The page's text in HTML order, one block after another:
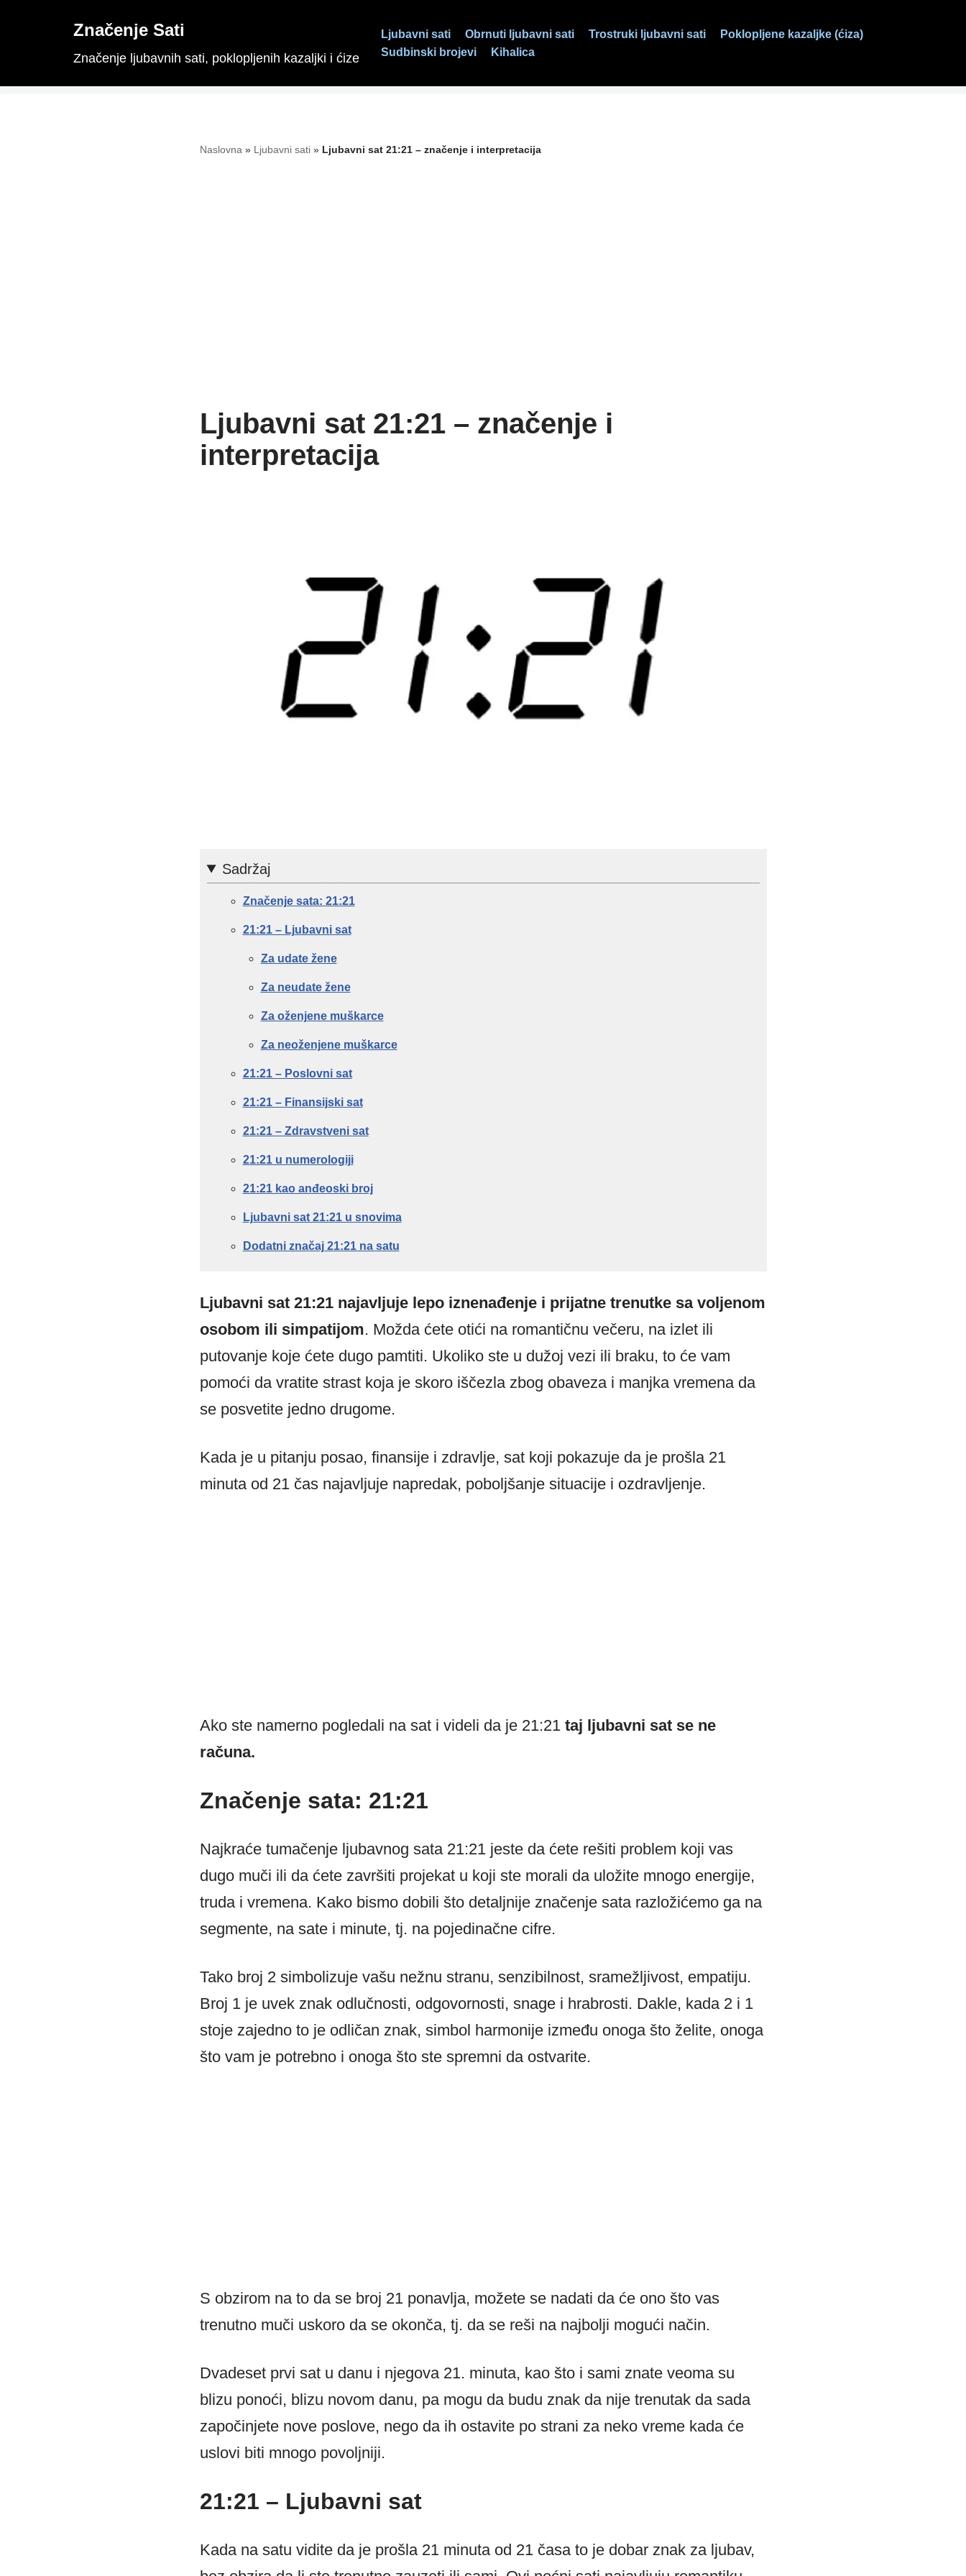
Značenje Sati
Značenje ljubavnih sati, poklopljenih kazaljki i ćize
Ljubavni sati Obrnuti ljubavni sati Trostruki ljubavni sati
Poklopljene kazaljke (ćiza)
Sudbinski brojevi
Kihalica
Naslovna » Ljubavni sati» Ljubavni sat 21:21 – značenje i interpretacija
Ljubavni sat 21:21 – značenje i
interpretacija
Sadržaj
Značenje sata: 21:21
21:21 – Ljubavni sat
Za udate žene
Za neudate žene
Za oženjene muškarce
Za neoženjene muškarce
21:21 – Poslovni sat
21:21 – Finansijski sat
21:21 – Zdravstveni sat
21:21 u numerologiji
21:21 kao anđeoski broj
Ljubavni sat 21:21 u snovima
Dodatni značaj 21:21 na satu
Ljubavni sat 21:21 najavljuje lepo iznenađenje i prijatne trenutke sa voljenom
osobom ili simpatijom. Možda ćete otići na romantičnu večeru, na izlet ili
putovanje koje ćete dugo pamtiti. Ukoliko ste u dužoj vezi ili braku, to će vam
pomoći da vratite strast koja je skoro iščezla zbog obaveza i manjka vremena da
se posvetite jedno drugome.
Kada je u pitanju posao, finansije i zdravlje, sat koji pokazuje da je prošla 21
minuta od 21 čas najavljuje napredak, poboljšanje situacije i ozdravljenje.
Ako ste namerno pogledali na sat i videli da je 21:21 taj ljubavni sat se ne
računa.
Značenje sata: 21:21
Najkraće tumačenje ljubavnog sata 21:21 jeste da ćete rešiti problem koji vas
dugo muči ili da ćete završiti projekat u koji ste morali da uložite mnogo energije,
truda i vremena. Kako bismo dobili što detaljnije značenje sata razložićemo ga na
segmente, na sate i minute, tj. na pojedinačne cifre.
Tako broj 2 simbolizuje vašu nežnu stranu, senzibilnost, sramežljivost, empatiju.
Broj 1 je uvek znak odlučnosti, odgovornosti, snage i hrabrosti. Dakle, kada 2 i 1
stoje zajedno to je odličan znak, simbol harmonije između onoga što želite, onoga
što vam je potrebno i onoga što ste spremni da ostvarite.
S obzirom na to da se broj 21 ponavlja, možete se nadati da će ono što vas
trenutno muči uskoro da se okonča, tj. da se reši na najbolji mogući način.
Dvadeset prvi sat u danu i njegova 21. minuta, kao što i sami znate veoma su
blizu ponoći, blizu novom danu, pa mogu da budu znak da nije trenutak da sada
započinjete nove poslove, nego da ih ostavite po strani za neko vreme kada će
uslovi biti mnogo povoljniji.
21:21 – Ljubavni sat
Kada na satu vidite da je prošla 21 minuta od 21 časa to je dobar znak za ljubav,